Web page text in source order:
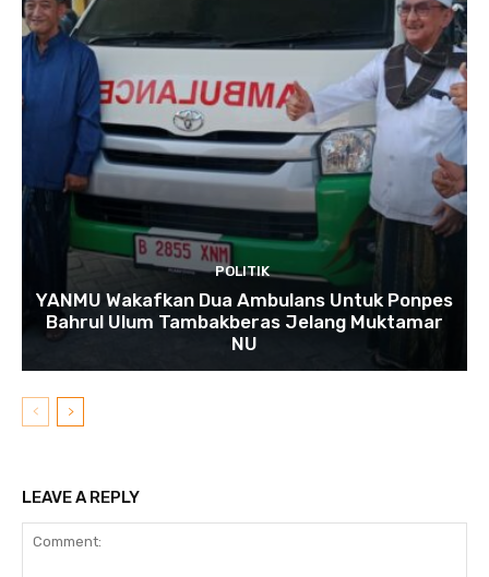
POLITIK
YANMU Wakafkan Dua Ambulans Untuk Ponpes
Bahrul Ulum Tambakberas Jelang Muktamar
NU
LEAVE A REPLY